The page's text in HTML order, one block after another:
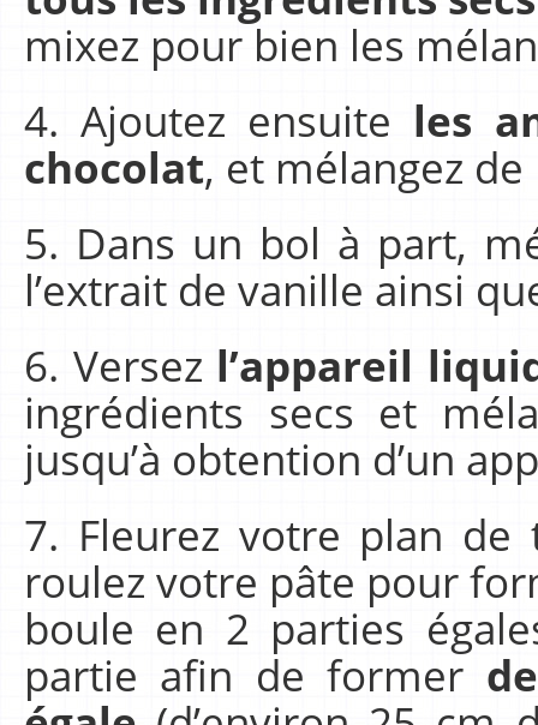
mixez pour bien les
4. Ajoutez ensuite les
chocolat, et mélangez
5. Dans un bol à part,
l’extrait de vanille ainsi
6. Versez l’appareil
ingrédients secs et
jusqu’à obtention d’un
7. Fleurez votre plan
roulez votre pâte pour
boule en 2 parties
partie afin de former